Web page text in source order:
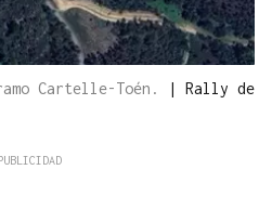
Cartelle-Toén. | Rally de